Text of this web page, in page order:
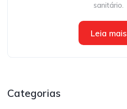
sanitário.
Leia mais
Categorias